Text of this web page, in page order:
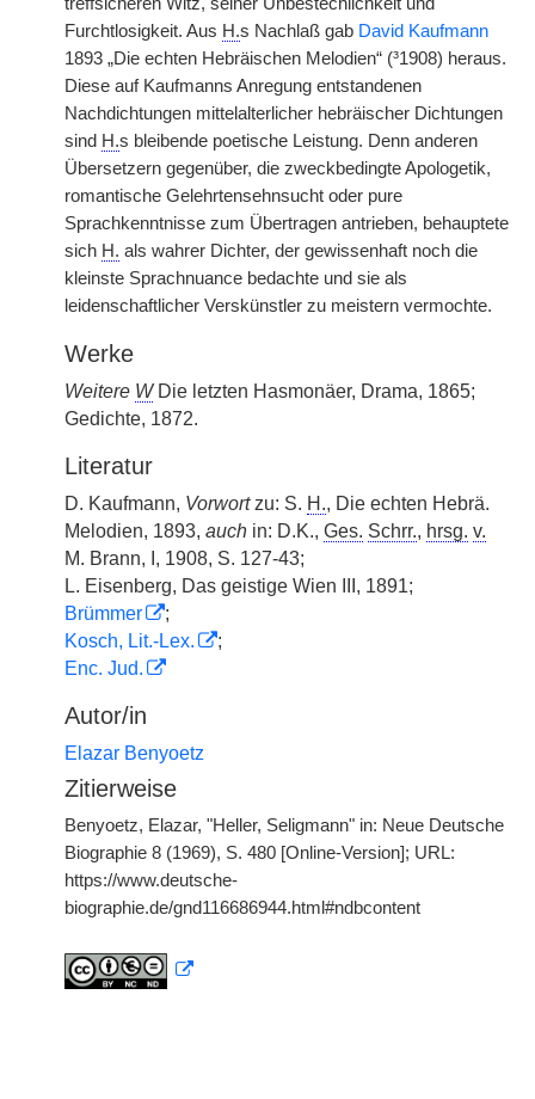
Furchtlosigkeit. Aus H.s Nachlaß gab David Kaufmann
1893 „Die echten Hebräischen Melodien“ (³1908) heraus.
Diese auf Kaufmanns Anregung entstandenen
Nachdichtungen mittelalterlicher hebräischer Dichtungen
sind H.s bleibende poetische Leistung. Denn anderen
Übersetzern gegenüber, die zweckbedingte Apologetik,
romantische Gelehrtensehnsucht oder pure
Sprachkenntnisse zum Übertragen antrieben, behauptete
sich H. als wahrer Dichter, der gewissenhaft noch die
kleinste Sprachnuance bedachte und sie als
leidenschaftlicher Verskünstler zu meistern vermochte.
Werke
Weitere WDie letzten Hasmonäer, Drama, 1865;
Gedichte, 1872.
Literatur
D. Kaufmann, Vorwortzu: S. H., Die echten Hebrä.
Melodien, 1893, auch in: D.K., Ges. Schrr., hrsg. v.
M. Brann, I, 1908, S. 127-43;
L. Eisenberg, Das geistige Wien III, 1891;
Brümmer
;
Kosch, Lit.-Lex.
;
Enc. Jud.
Autor/in
Elazar Benyoetz
Zitierweise
Benyoetz, Elazar, "Heller, Seligmann" in: Neue Deutsche
Biographie 8 (1969), S. 480 [Online-Version]; URL:
https://www.deutsche-
biographie.de/gnd116686944.html#ndbcontent